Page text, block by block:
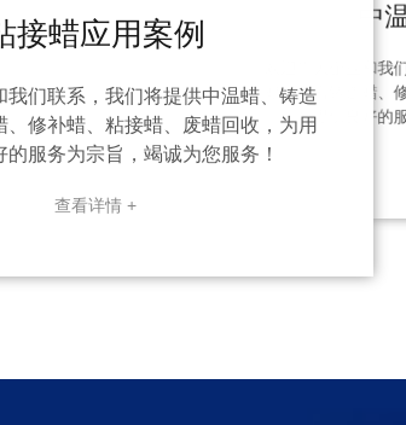
接蜡应用案例
我们联系，我们将提供中温蜡、铸造
、修补蜡、粘接蜡、废蜡回收，为用
的服务为宗旨，竭诚为您服务！
查看详情 +
中
欢迎广大企业和我
蜡、精密铸造蜡、
户提供良好的